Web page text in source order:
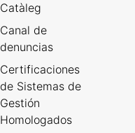
Catàleg
Canal de
denuncias
Certificaciones
de Sistemas de
Gestión
Homologados